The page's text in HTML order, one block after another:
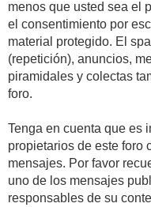
menos que usted sea el
el consentimiento por
material protegido. El
(repetición), anuncios,
piramidales y colectas
foro.
Tenga en cuenta que es
propietarios de este foro
mensajes. Por favor
uno de los mensajes
responsables de su